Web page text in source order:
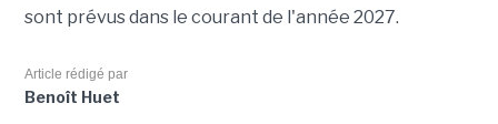
sont prévus dans le courant de l'année 2027.
Article rédigé par
Benoît Huet